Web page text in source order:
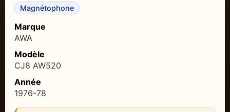
Magnétophone
Marque
AWA
Modèle
CJ8 AW520
Année
1976-78